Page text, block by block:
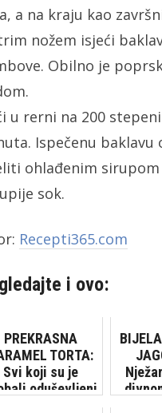
a na kraju kao
nožem isjeći
Obilno je
u rerni na 200
Ispečenu baklavu
ohlađenim
sok.
Recepti365.com
i ovo:
PREKRASNA
TORTA:
Svi koji su je
oduševljeni